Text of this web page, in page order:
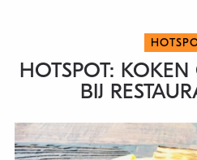
HOTSPOT:
BIJ